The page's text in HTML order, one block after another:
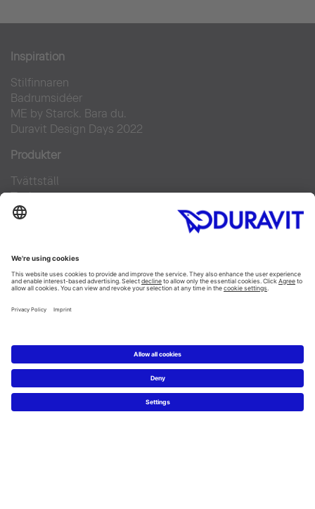
Inspiration
Stilfinnaren
Badrumsidéer
ME by Starck. Bara du.
Duravit Design Days 2022
Produkter
Tvättställ
Toaletter
Alla Kategorier
Planering
Badrumsplaneraren
5 steg till ditt drömbadrum
Badrumsexperter definierar drömbadrum
Nyheter & Presss releaser
Hitta en återförsäljare
FAQs